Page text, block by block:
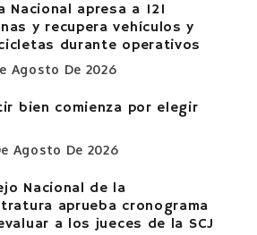
Nacional apresa a 121
y recupera vehículos y
durante operativos
Agosto De 2026
bien comienza por elegir
Agosto De 2026
Nacional de la
aprueba cronograma
a los jueces de la SCJ